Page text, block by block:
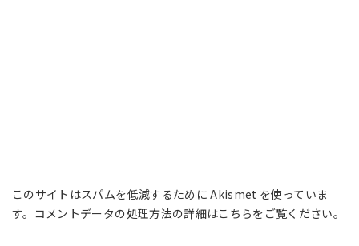
このサイトはスパムを低減するために Akismet を使っていま
す。 コメントデータの処理方法の詳細はこちらをご覧ください。